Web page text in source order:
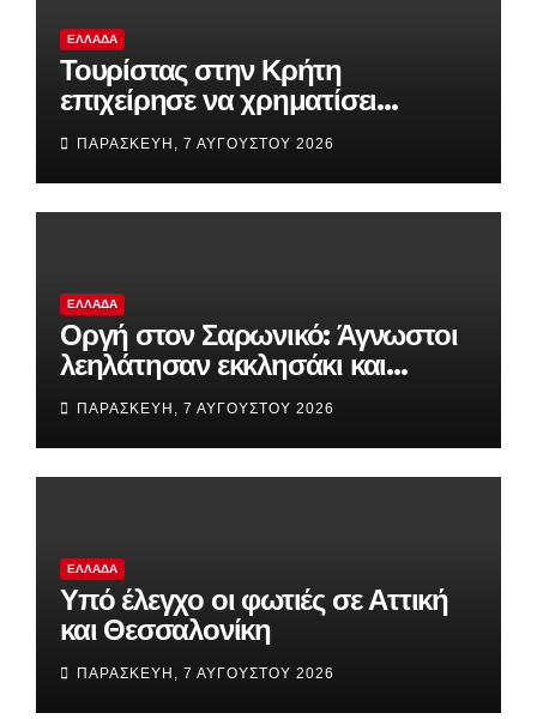
ΕΛΛΆΔΑ
Τουρίστας στην Κρήτη
επιχείρησε να χρηματίσει
υπάλληλο για να του επιτρέψει
να ασελγήσει σε ανήλικη
ΠΑΡΑΣΚΕΥΉ, 7 ΑΥΓΟΎΣΤΟΥ 2026
ΕΛΛΆΔΑ
Οργή στον Σαρωνικό: Άγνωστοι
λεηλάτησαν εκκλησάκι και
προκάλεσαν καταστροφές στο
Ιερό
ΠΑΡΑΣΚΕΥΉ, 7 ΑΥΓΟΎΣΤΟΥ 2026
ΕΛΛΆΔΑ
Υπό έλεγχο οι φωτιές σε Αττική
και Θεσσαλονίκη
ΠΑΡΑΣΚΕΥΉ, 7 ΑΥΓΟΎΣΤΟΥ 2026